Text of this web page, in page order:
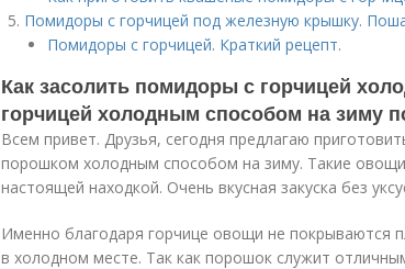
Помидоры с горчицей под железную крышку.
Помидоры с горчицей. Краткий рецепт.
Как засолить помидоры с горчицей
горчицей холодным способом на зиму
Всем привет. Друзья, сегодня предлагаю
порошком холодным способом на зиму. Такие овощи
настоящей находкой. Очень вкусная закуска без
Именно благодаря горчице овощи не покрываются
в холодном месте. Так как порошок служит